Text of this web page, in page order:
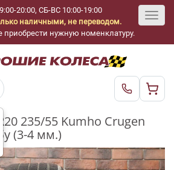
20:00, СБ-ВС 10:00-19:00
наличными, не переводом.
приобрести нужную номенклатуру.
235/55 Kumho Crugen
(3-4 мм.)